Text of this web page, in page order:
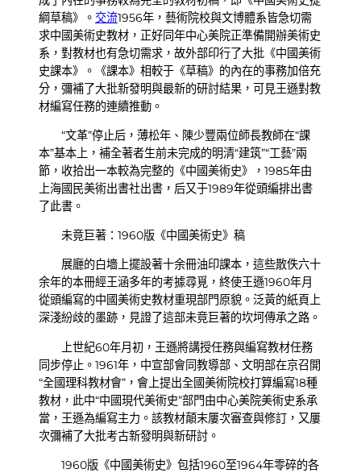
綱草稿》。 交流1956年，藝術院校與文博體系皆急切需
求中國美術史教材，正好同年中心美院正準備開辦美術史
系，對教材也有急切需求，故外部印行了大批《中國美術
史課本》。《課本》相較于《草稿》的內在的事務加倍充
分，彌補了大批新發明與最新的研討結果，可見王遜對教
材編寫任務的連續推動。
“文革”停止后，薄松年、陳少豐兩位師長教師在“課
本”基本上，補全著者生前未完成的明清“建筑”“工藝”兩
節，收拾出一本較為完整的《中國美術史》，1985年由
上海國民美術出書社出書，后又于1989年從頭編排出書
了此書。
未竟巨著：1960版《中國美術史》稿
展廳的白墻上擺設著十余冊油印課本，這些散佚六十
余年的本冊經王涵多年的考據尋覓，終使王遜1960年月
從頭編寫的中國美術史教材重現部門原貌。泛黃的紙頁上
深淺紛歧的墨跡，見證了這部未竟巨著的坎坷傳承之路。
上世紀60年月初，王遜將講授任務與編寫教材任務
同步停止。1961年，中宣部會同教導部、文明部在京召開
“全國理科教材會”，會上提出全國美術院校打算編寫18種
教材，此中“中國現代美術史”部門由中心美院美術史系承
當，王遜為編寫主力。該教材顛末屢次審查與修訂，又屢
次彌補了大批考古新發明與新研討。
1960版《中國美術史》包括1960至1964年零碎的各